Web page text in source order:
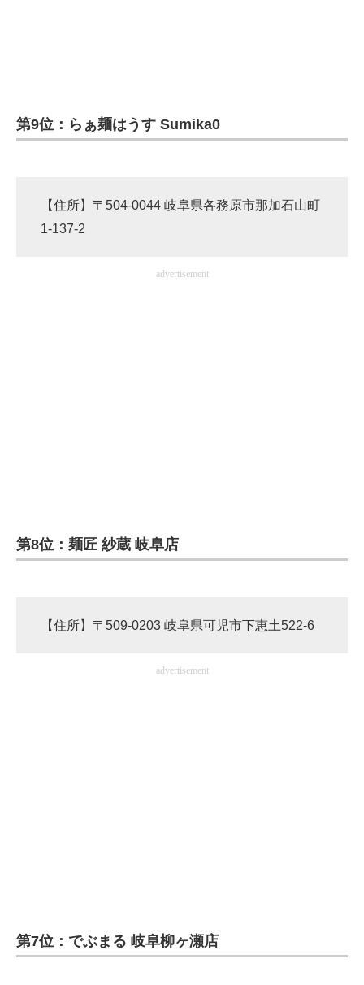
IT製品の技術・比較・事例
モノづくり技術者専門サイト
エレクトロニクス専門サイト
第9位：らぁ麺はうす Sumika0
【住所】〒504-0044 岐阜県各務原市那加石山町
1-137-2
advertisement
第8位：麺匠 紗蔵 岐阜店
【住所】〒509-0203 岐阜県可児市下恵土522-6
advertisement
第7位：でぶまる 岐阜柳ヶ瀬店